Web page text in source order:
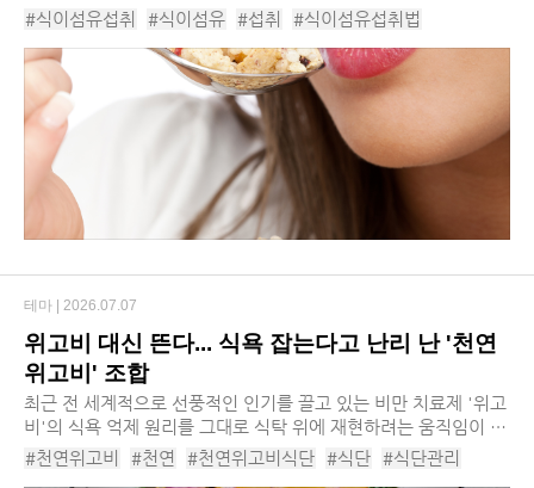
maxing)’입니다. 과거 변비 예방이나 다이어트의 보조 수단 정도
#식이섬유섭취 #식이섬유 #섭취
#식이섬유섭취법
#이너뷰티 #웰니스시장 #파이브맥싱 #웰니스 #뷰티업계
#파이버맥싱뜻
#장내환경 #파이버맥싱챌린지
#파이버맥싱레시피
#파이버보충제 #식이섬유마케팅
위고비 대신 뜬다... 식욕 잡는다고 난리 난 '천연
위고비' 조합
최근 전 세계적으로 선풍적인 인기를 끌고 있는 비만 치료제 '위고
비'의 식욕 억제 원리를 그대로 식탁 위에 재현하려는 움직임이 뜨
겁습니다. 그 중심에는 누구나 냉장고에서 쉽게 찾아볼 수 있는 아
#천연위고비 #천연 #천연위고비식단 #식단 #식단관리
테마 | 2026.07.07